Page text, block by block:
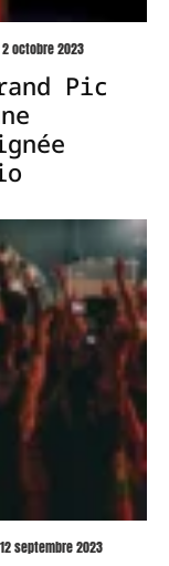
2 octobre 2023
Pic
12 septembre 2023